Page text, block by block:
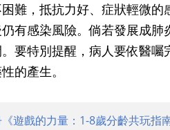
難，抵抗力好、症狀輕微的
有感染風險。倘若發展成肺
要特別提醒，病人要依醫囑
的產生。
遊戲的力量：1-8歲分齡共玩指南